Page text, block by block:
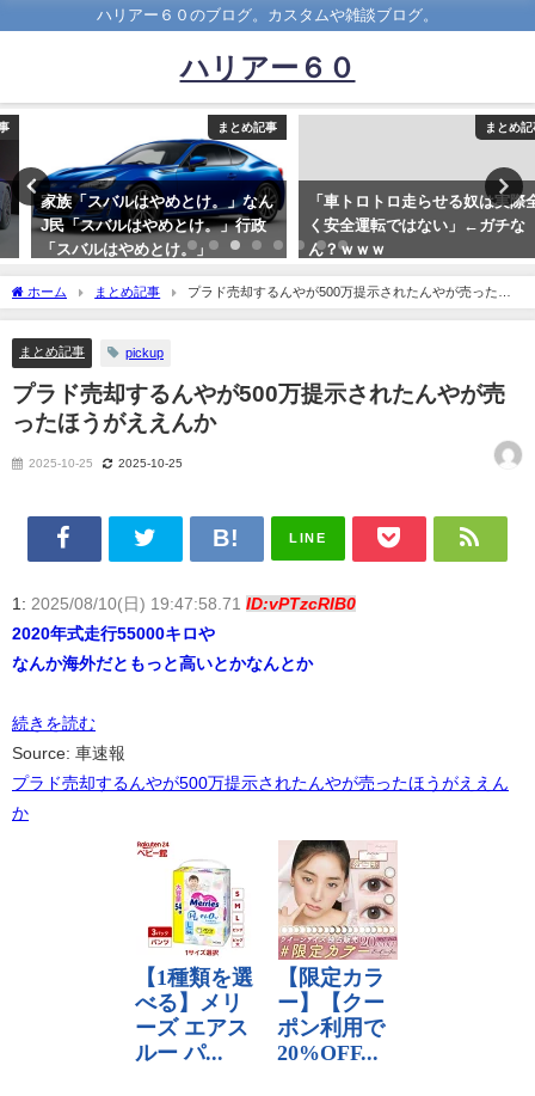
ハリアー６０のブログ。カスタムや雑談ブログ。
ハリアー６０
まとめ記事
家族「スバルはやめとけ。」なん
J民「スバルはやめとけ。」行政
「スバルはやめとけ。」
まとめ記事
「車トロトロ走らせる奴は実際全
く安全運転ではない」←ガチな
ん？ｗｗｗ
ホーム まとめ記事
プラド売却するんやが500万提示されたんやが売ったほ
うがええんか
まとめ記事 pickup
プラド売却するんやが500万提示されたんやが売
ったほうがええんか
2025-10-25 2025-10-25
LINE
1: 2025/08/10(日) 19:47:58.71 ID:vPTzcRIB0
2020年式走行55000キロや
なんか海外だともっと高いとかなんとか
続きを読む
Source: 車速報
プラド売却するんやが500万提示されたんやが売ったほうがええん
か